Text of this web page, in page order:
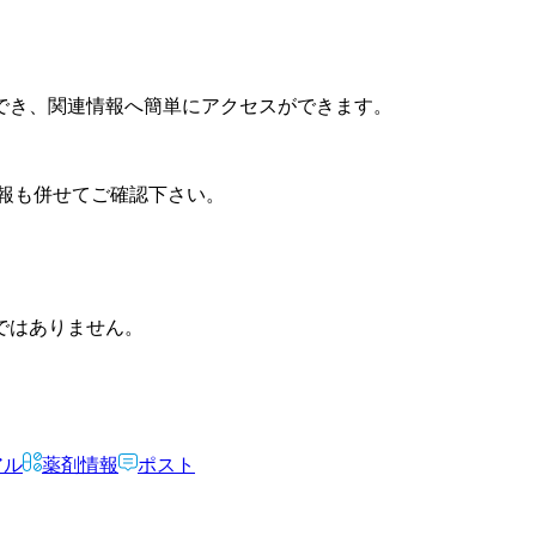
、関連情報へ簡単にアクセスができます。
併せてご確認下さい。
ありません。
ル 薬剤情報 ポスト